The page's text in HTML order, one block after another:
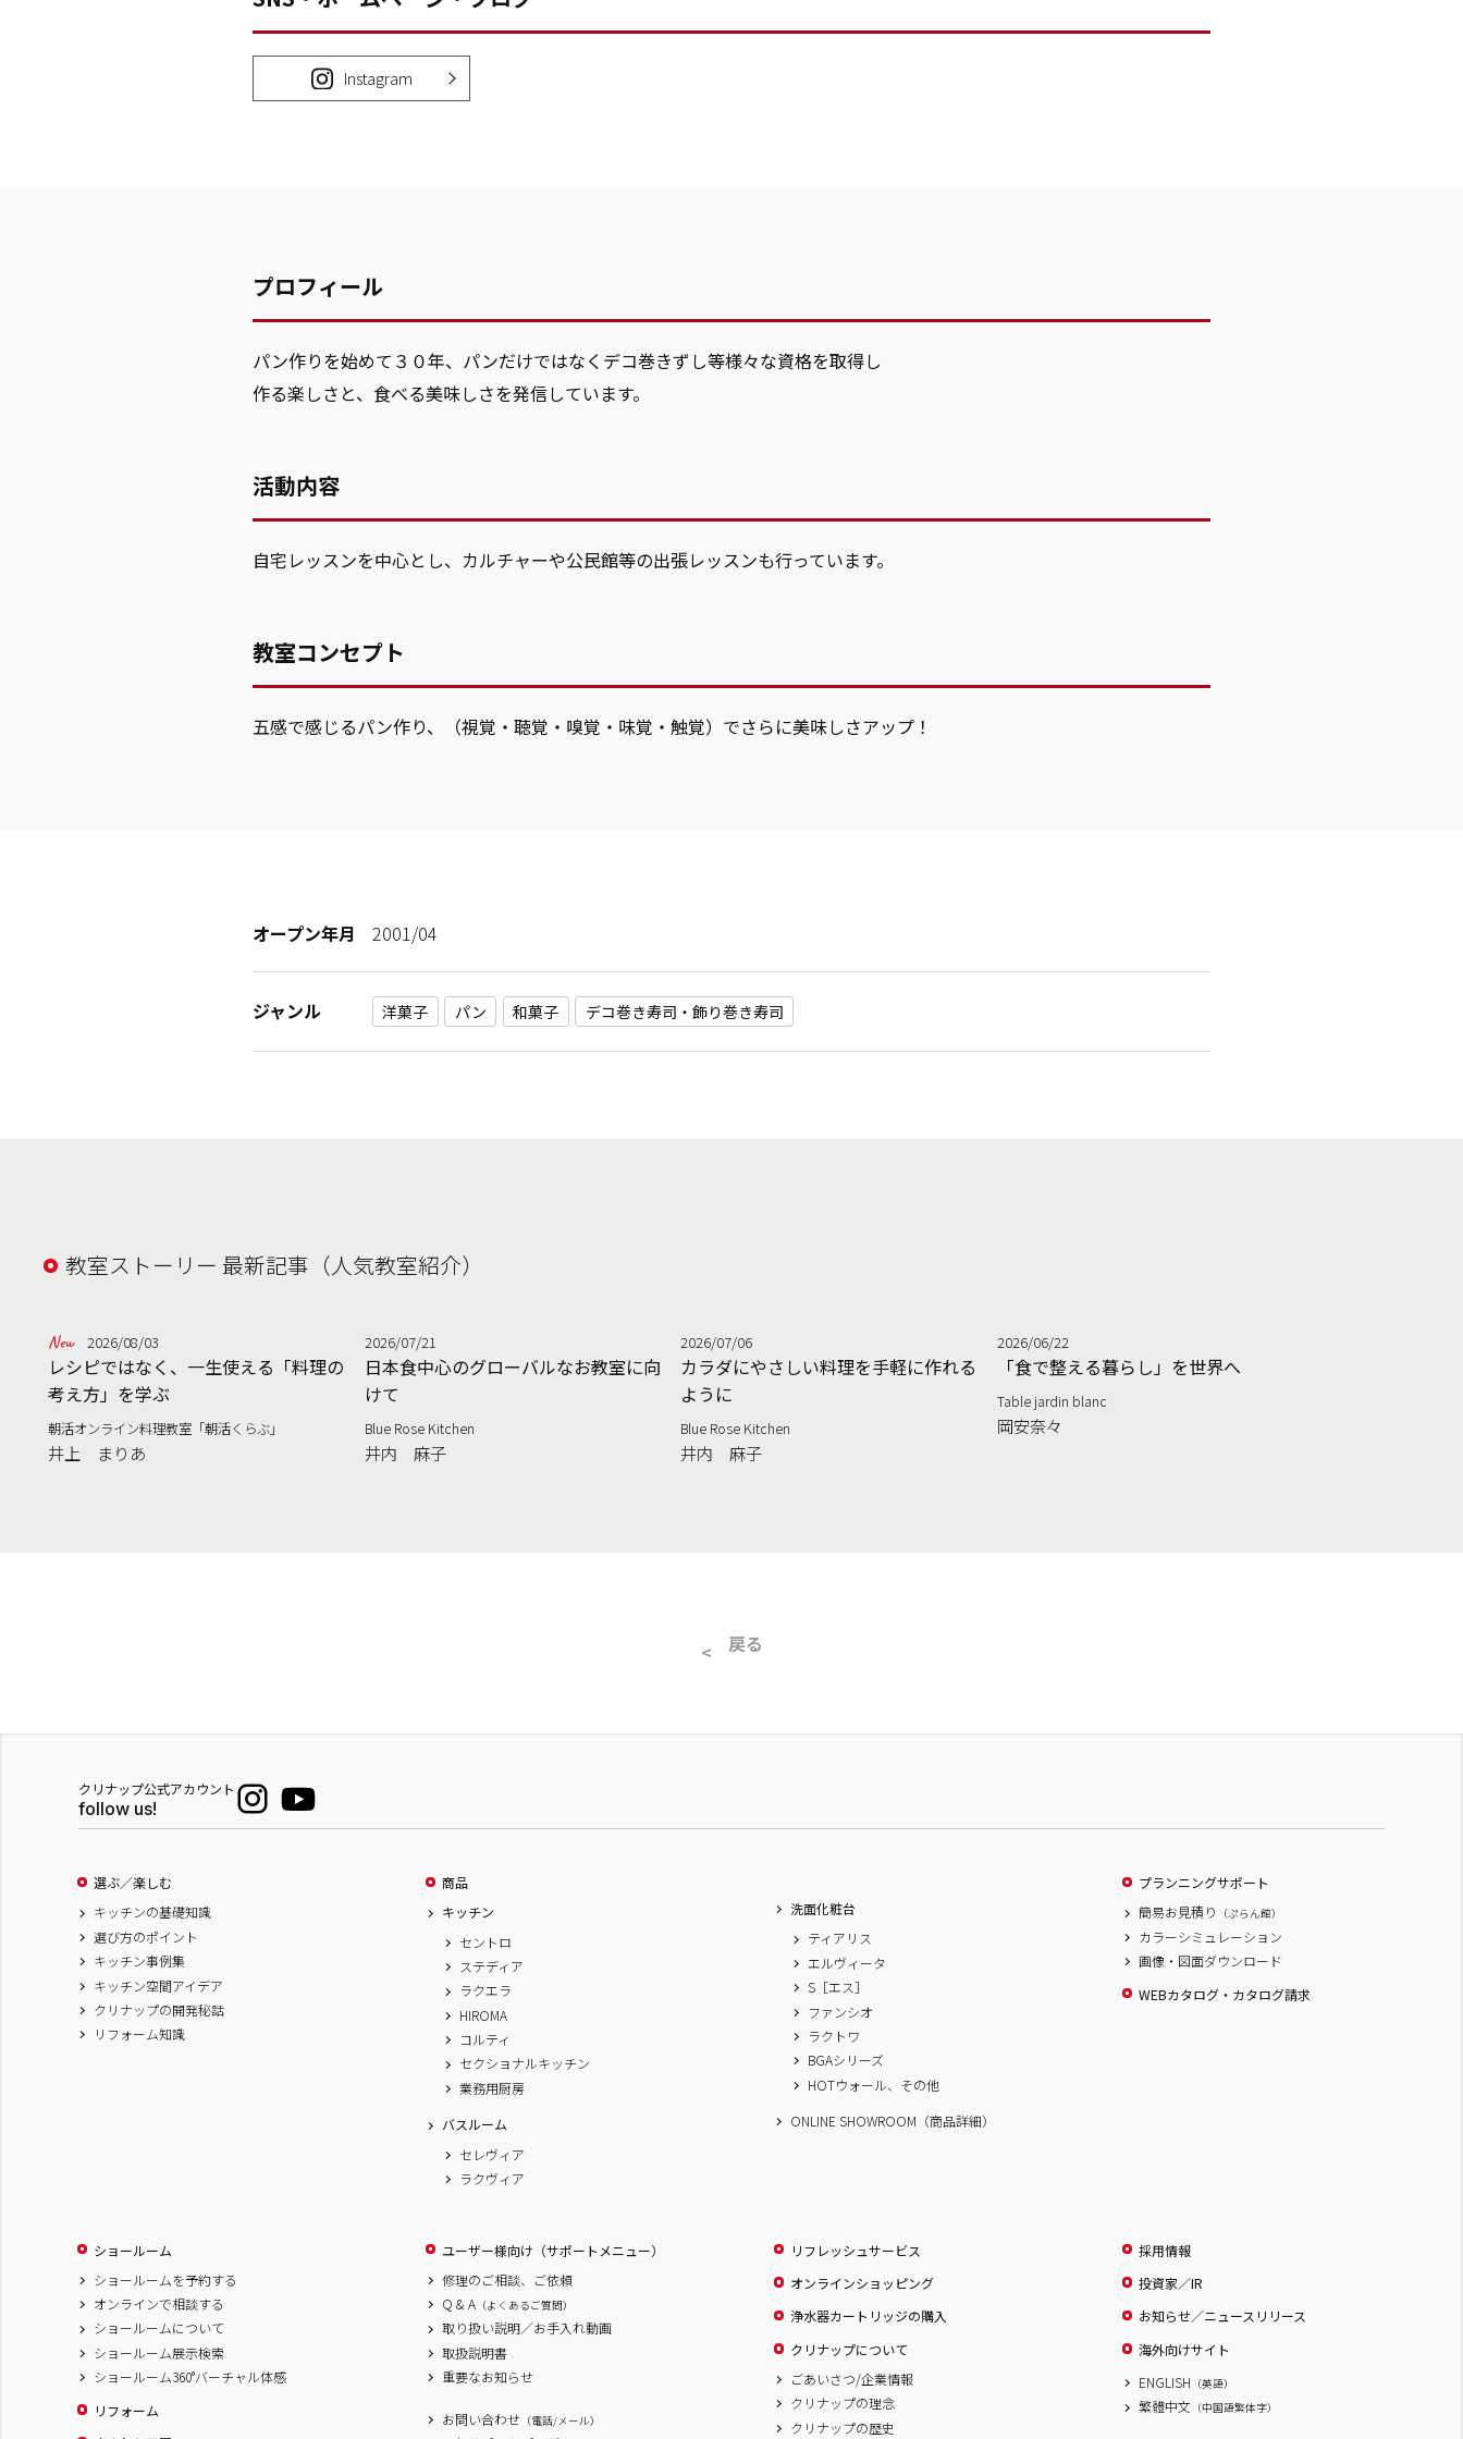
Instagram
プロフィール
パン作りを始めて３０年、パンだけではなくデコ巻きずし等様々な資格を取得し
作る楽しさと、食べる美味しさを発信しています。
活動内容
自宅レッスンを中心とし、カルチャーや公民館等の出張レッスンも行っています。
教室コンセプト
五感で感じるパン作り、（視覚・聴覚・嗅覚・味覚・触覚）でさらに美味しさアップ！
オープン年月 2001/04
ジャンル 洋菓子 パン 和菓子 デコ巻き寿司・飾り巻き寿司
教室ストーリー 最新記事（人気教室紹介）
2026/08/03
レシピではなく、一生使える「料理の
考え方」を学ぶ
朝活オンライン料理教室「朝活くらぶ」
井上 まりあ
2026/07/21
日本食中心のグローバルなお教室に向
けて
Blue Rose Kitchen
井内 麻子
2026/07/06
カラダにやさしい料理を手軽に作れる
ように
Blue Rose Kitchen
井内 麻子
2026/06/22
「食で整える暮らし」を世界へ
Table jardin blanc
岡安奈々
戻る
クリナップ公式アカウント
follow us!
選ぶ／楽しむ
キッチンの基礎知識
選び方のポイント
キッチン事例集
キッチン空間アイデア
クリナップの開発秘話
リフォーム知識
商品
キッチン
セントロ
ステディア
ラクエラ
HIROMA
コルティ
セクショナルキッチン
業務用厨房
バスルーム
セレヴィア
ラクヴィア
洗面化粧台
ティアリス
エルヴィータ
S［エス］
ファンシオ
ラクトワ
BGAシリーズ
HOTウォール、その他
ONLINE SHOWROOM（商品詳細）
プランニングサポート
簡易お見積り
（ぷらん館）
カラーシミュレーション
画像・図面ダウンロード
WEBカタログ・カタログ請求
ショールーム
ショールームを予約する
オンラインで相談する
ショールームについて
ショールーム展示検索
ショールーム360°バーチャル体感
リフォーム
ユーザー様向け（サポートメニュー）
修理のご相談、ご依頼
Q & A （よくあるご質問）
取り扱い説明／お手入れ動画
取扱説明書
重要なお知らせ
お問い合わせ （電話/メール）
リフレッシュサービス
オンラインショッピング
浄水器カートリッジの購入
クリナップについて
ごあいさつ/企業情報
クリナップの理念
クリナップの歴史
採用情報
投資家／IR
お知らせ／ニュースリリース
海外向けサイト
ENGLISH （英語）
繁體中文 （中国語繁体字）